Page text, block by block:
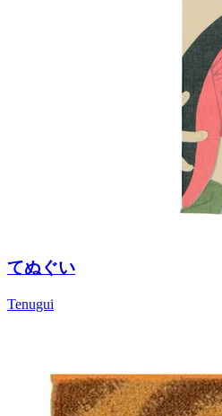
てぬぐい
Tenugui